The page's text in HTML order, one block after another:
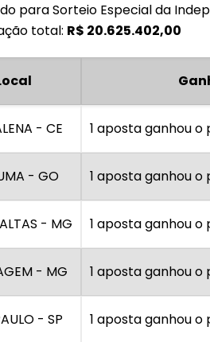
para Sorteio Especial da
total: R$ 20.625.402,00
- CE 1 aposta ganhou
- GO 1 aposta ganhou
- MG 1 aposta ganhou
- MG 1 aposta ganhou
- SP 1 aposta ganhou